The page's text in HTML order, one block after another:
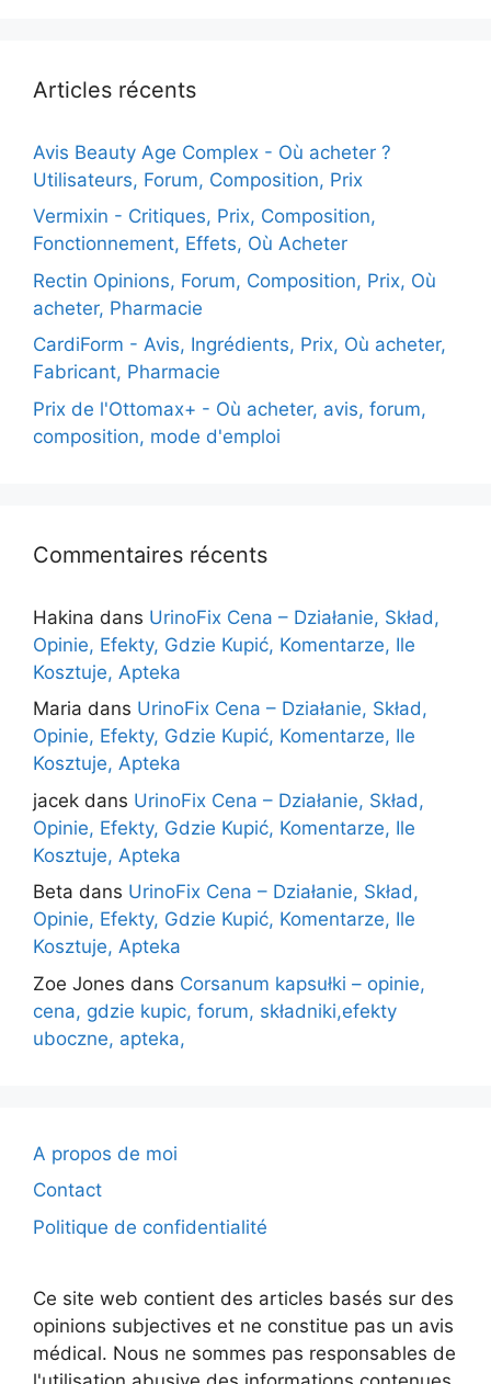
Articles récents
Avis Beauty Age Сomplex - Où acheter ?
Utilisateurs, Forum, Composition, Prix
Vermixin - Critiques, Prix, Composition,
Fonctionnement, Effets, Où Acheter
Rectin Opinions, Forum, Composition, Prix, Où
acheter, Pharmacie
CardiForm - Avis, Ingrédients, Prix, Où acheter,
Fabricant, Pharmacie
Prix de l'Ottomax+ - Où acheter, avis, forum,
composition, mode d'emploi
Commentaires récents
Hakina dans UrinoFix Cena – Działanie, Skład,
Opinie, Efekty, Gdzie Kupić, Komentarze, Ile
Kosztuje, Apteka
Maria dans UrinoFix Cena – Działanie, Skład,
Opinie, Efekty, Gdzie Kupić, Komentarze, Ile
Kosztuje, Apteka
jacek dans UrinoFix Cena – Działanie, Skład,
Opinie, Efekty, Gdzie Kupić, Komentarze, Ile
Kosztuje, Apteka
Beta dans UrinoFix Cena – Działanie, Skład,
Opinie, Efekty, Gdzie Kupić, Komentarze, Ile
Kosztuje, Apteka
Zoe Jones dans Corsanum kapsułki – opinie,
cena, gdzie kupic, forum, składniki,efekty
uboczne, apteka,
A propos de moi
Contact
Politique de confidentialité
Ce site web contient des articles basés sur des
opinions subjectives et ne constitue pas un avis
médical. Nous ne sommes pas responsables de